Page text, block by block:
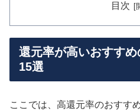
目次
還元率が高いおすす
15選
ここでは、高還元率のおすす